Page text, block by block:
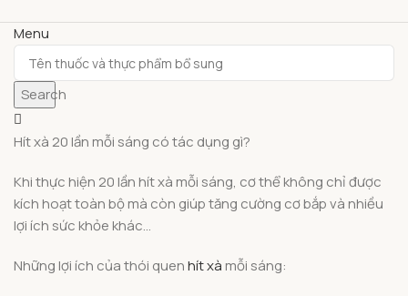
Menu
Search
Hít xà 20 lần mỗi sáng có tác dụng gì?
Khi thực hiện 20 lần hít xà mỗi sáng, cơ thể không chỉ được
kích hoạt toàn bộ mà còn giúp tăng cường cơ bắp và nhiều
lợi ích sức khỏe khác…
Những lợi ích của thói quenhít xà mỗi sáng: